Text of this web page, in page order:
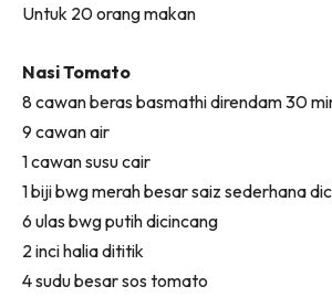
Untuk 20 orang makan
Nasi Tomato
8 cawan beras basmathi direndam 30
9 cawan air
1 cawan susu cair
1 biji bwg merah besar saiz sederhana
6 ulas bwg putih dicincang
2 inci halia dititik
4 sudu besar sos tomato